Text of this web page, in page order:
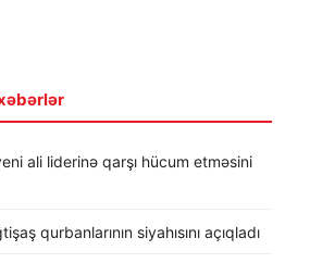
ali liderinə qarşı hücum etməsini
qurbanlarının siyahısını açıqladı